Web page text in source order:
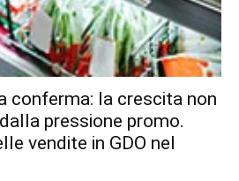
conferma: la crescita non
pressione promo.
vendite in GDO nel